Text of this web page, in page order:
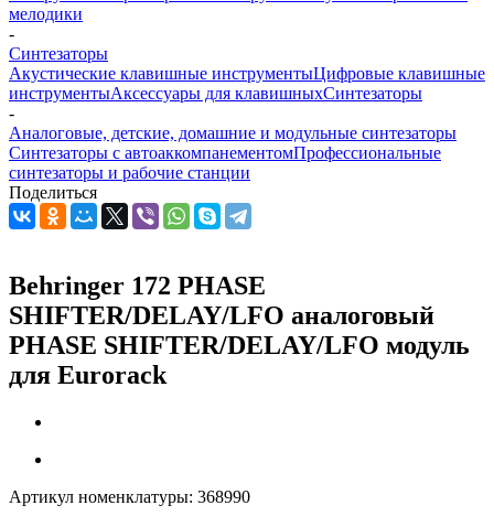
мелодики
-
Синтезаторы
Акустические клавишные инструментыЦифровые клавишные
инструментыАксессуары для клавишныхСинтезаторы
-
Аналоговые, детские, домашние и модульные синтезаторы
Синтезаторы с автоаккомпанементомПрофессиональные
синтезаторы и рабочие станции
Поделиться
Behringer 172 PHASE
SHIFTER/DELAY/LFO аналоговый
PHASE SHIFTER/DELAY/LFO модуль
для Eurorack
Артикул номенклатуры: 368990